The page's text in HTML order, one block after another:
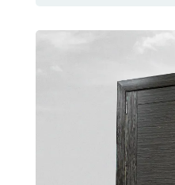
لأفضل مصنع […]